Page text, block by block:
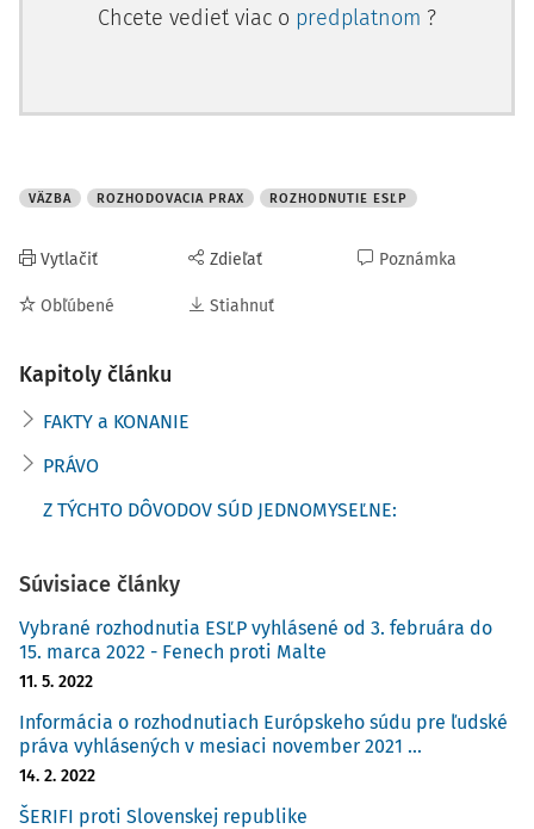
Chcete vedieť viac o predplatnom ?
VÄZBA ROZHODOVACIA PRAX ROZHODNUTIE ESĽP
Vytlačiť
Obľúbené
Zdieľať
Stiahnuť
Poznámka
Kapitoly článku
FAKTY a KONANIE
PRÁVO
Z TÝCHTO DÔVODOV SÚD JEDNOMYSEĽNE:
Súvisiace články
Vybrané rozhodnutia ESĽP vyhlásené od 3. februára do
15. marca 2022 - Fenech proti Malte
11. 5. 2022
Informácia o rozhodnutiach Európskeho súdu pre ľudské
práva vyhlásených v mesiaci november 2021 ...
14. 2. 2022
ŠERIFI proti Slovenskej republike